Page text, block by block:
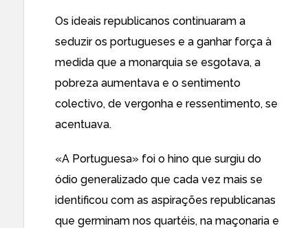
Os ideais republicanos continuaram a
seduzir os portugueses e a ganhar força à
medida que a monarquia se esgotava, a
pobreza aumentava e o sentimento
colectivo, de vergonha e ressentimento, se
acentuava.
«A Portuguesa» foi o hino que surgiu do
ódio generalizado que cada vez mais se
identificou com as aspirações republicanas
que germinam nos quartéis, na maçonaria e